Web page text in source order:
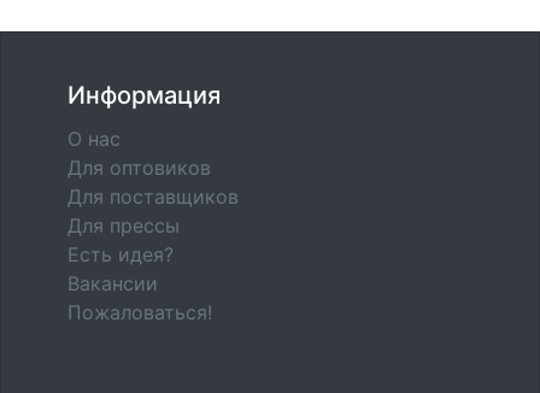
Информация
О нас
Для оптовиков
Для поставщиков
Для прессы
Есть идея?
Вакансии
Пожаловаться!